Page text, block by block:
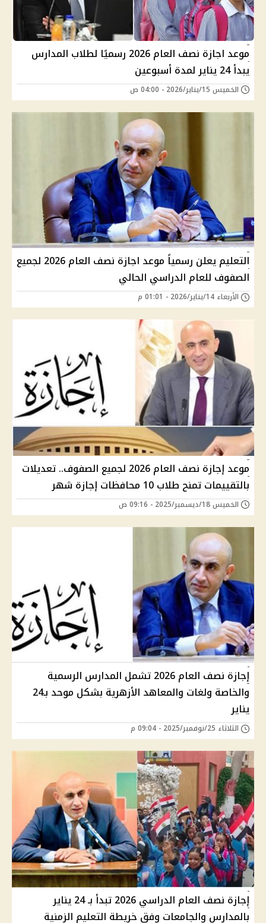
موعد اجازة نصف العام 2026 رسميًا لطلاب المدارس
يبدأ 24 يناير لمدة أسبوعين
الخميس 15/يناير/2026 - 04:00 ص
التعليم يعلن رسمياً موعد اجازة نصف العام 2026 لجميع
الصفوف للعام الدراسي الحالي
الأربعاء 14/يناير/2026 - 01:01 م
موعد إجازة نصف العام 2026 لجميع الصفوف.. تعديلات
بالتقييمات تمنح طلاب 10 محافظات إجازة شهر
الخميس 18/ديسمبر/2025 - 09:16 ص
إجازة نصف العام 2026 تشمل المدارس الرسمية
والخاصة ولغات والمعاهد الأزهرية بشكل موحد بـ24
يناير
الثلاثاء 25/نوفمبر/2025 - 09:04 م
إجازة نصف العام الدراسي 2026 تبدأ بـ 24 يناير
بالمدارس والجامعات وفق خريطة التعليم الزمنية